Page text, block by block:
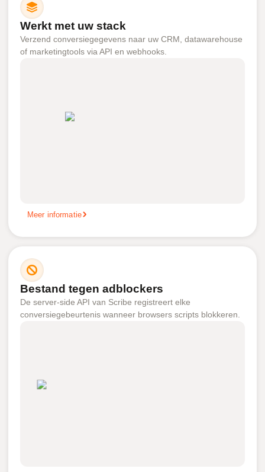
Werkt met uw stack
Verzend conversiegegevens naar uw CRM, datawarehouse
of marketingtools via API en webhooks.
Meer informatie
Bestand tegen adblockers
De server-side API van Scribe registreert elke
conversiegebeurtenis wanneer browsers scripts blokkeren.